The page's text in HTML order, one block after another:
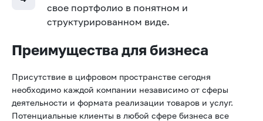
свое портфолио в понятном и
структурированном виде.
Преимущества для бизнеса
Присутствие в цифровом пространстве сегодня
необходимо каждой компании независимо от сферы
деятельности и формата реализации товаров и услуг.
Потенциальные клиенты в любой сфере бизнеса все